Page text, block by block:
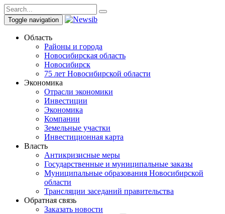
Toggle navigation
Область
Районы и города
Новосибирская область
Новосибирск
75 лет Новосибирской области
Экономика
Отрасли экономики
Инвестиции
Экономика
Компании
Земельные участки
Инвестиционная карта
Власть
Антикризисные меры
Государственные и муниципальные заказы
Муниципальные образования Новосибирской
области
Трансляции заседаний правительства
Обратная связь
Заказать новости